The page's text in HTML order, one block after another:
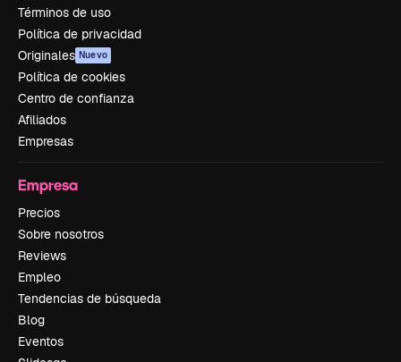
Términos de uso
Política de privacidad
Originales Nuevo
Política de cookies
Centro de confianza
Afiliados
Empresas
Empresa
Precios
Sobre nosotros
Reviews
Empleo
Tendencias de búsqueda
Blog
Eventos